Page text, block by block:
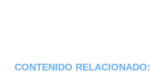
CONTENIDO RELACIONADO: